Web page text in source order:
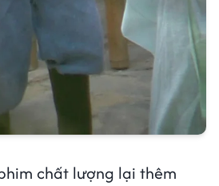
chất lượng lại thêm